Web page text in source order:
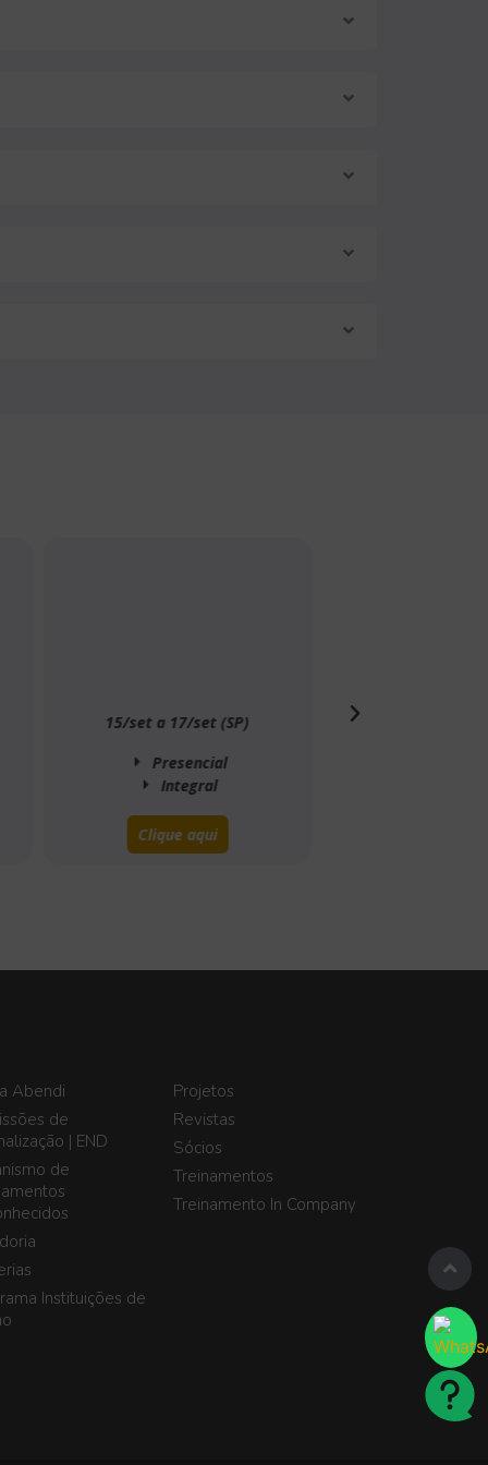
15/set a 17/set (SP)
Presencial
Integral
Clique aqui
Abendi
de
| END
de
Instituições de
Projetos
Revistas
Sócios
Treinamentos
Treinamento In Company